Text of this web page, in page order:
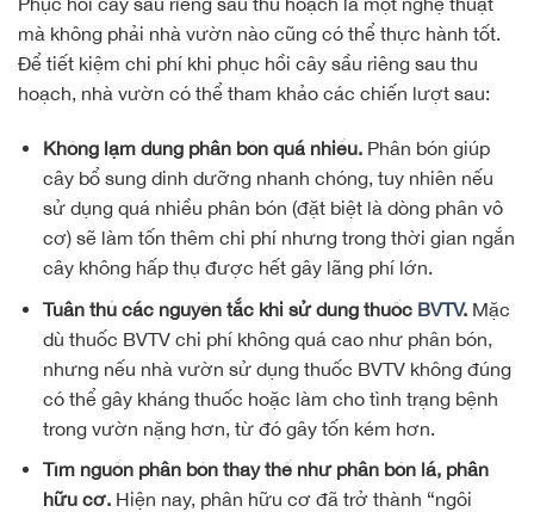
mà không phải nhà vườn nào cũng có thể thực hành tốt.
Để tiết kiệm chi phí khi phục hồi cây sầu riêng sau thu
hoạch, nhà vườn có thể tham khảo các chiến lượt sau:
Không lạm dụng phân bón quá nhiều. Phân bón giúp
cây bổ sung dinh dưỡng nhanh chóng, tuy nhiên nếu
sử dụng quá nhiều phân bón (đặt biệt là dòng phân vô
cơ) sẽ làm tốn thêm chi phí nhưng trong thời gian ngắn
cây không hấp thụ được hết gây lãng phí lớn.
Tuân thủ các nguyên tắc khi sử dụng thuốc BVTV. Mặc
dù thuốc BVTV chi phí không quá cao như phân bón,
nhưng nếu nhà vườn sử dụng thuốc BVTV không đúng
có thể gây kháng thuốc hoặc làm cho tình trạng bệnh
trong vườn nặng hơn, từ đó gây tốn kém hơn.
Tìm nguồn phân bón thay thế như phân bón lá, phân
hữu cơ.Hiện nay, phân hữu cơ đã trở thành “ngôi